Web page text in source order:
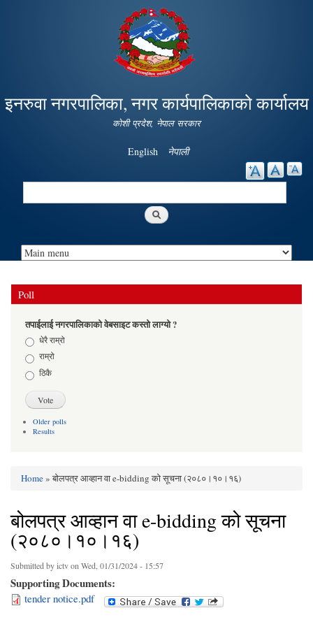
Skip to
main
content
इनरुवा नगरपालिका, नगर कार्यपालिकाको कार्यालय
कोशी प्रदेश, नेपाल सरकार
English नेपाली
Search
Poll
तपाईलाई नगरपालिकाको वेबसाइट कस्तो लाग्यो ?
Choicesधेरै राम्रो
राम्रो
ठिकै
Older polls
Results
You are here
Home» बोलपत्र आव्हान वा e-bidding को सूचना (२०८०।१०।१६)
बोलपत्र आव्हान वा e-bidding को सूचना
(२०८०।१०।१६)
Submitted byictvon Wed, 01/31/2024 - 15:57
Supporting Documents:
tender notice.pdf